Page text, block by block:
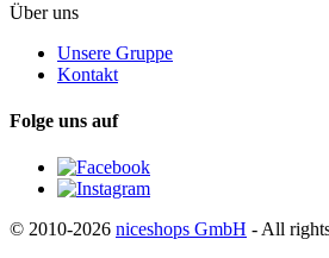
Über uns
Unsere Gruppe
Kontakt
Folge uns auf
© 2010-2026 niceshops GmbH - All